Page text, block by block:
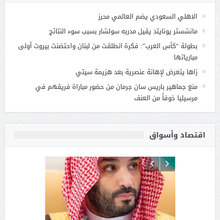
الاهلي السعودي يضم العالمي محرز
مانشستر يونايتد يقيل مدربه سولشار بسبب سوء النتائج
بطولة “كأس العرب”: فكرة انطلقت من لبنان واحتضنت بيروت أولى
مبارياتها
زاها يتعرض لإهانة عنصرية بعد هزيمة سيتي
منع جماهير باريس سان جرمان من حضور مباراة فريقهم في
مرسيليا خوفاً من العنف
اقتصاد وأسواق